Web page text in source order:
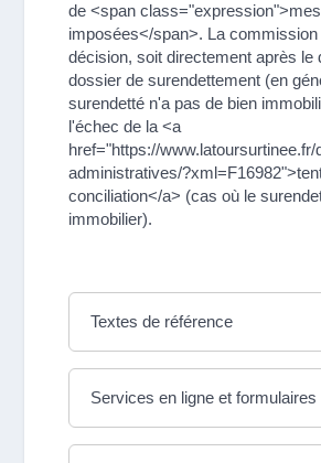
de <span
imposées</span>. La
décision, soit directement après le
dossier de surendettement (en
surendetté n'a pas de bien
l'échec de la <a
href="https://
administratives/
conciliation</a> (cas où le
immobilier).
Textes de référence
Services en ligne et formulaires